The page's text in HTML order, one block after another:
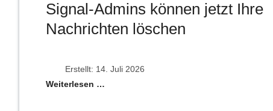
Signal-Admins können jetzt Ihre
Nachrichten löschen
Erstellt: 14. Juli 2026
Weiterlesen …